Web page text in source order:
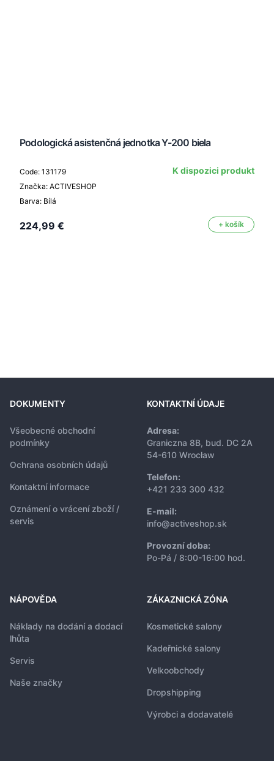
Podologická asistenčná jednotka Y-200 biela
Code: 131179
Značka: ACTIVESHOP
Barva: Bílá
K dispozici produkt
224,99 € + košík
DOKUMENTY
Všeobecné obchodní
podmínky
Ochrana osobních údajů
Kontaktní informace
Oznámení o vrácení zboží /
servis
KONTAKTNÍ ÚDAJE
Adresa:
Graniczna 8B, bud. DC 2A
54-610 Wrocław
Telefon:
+421 233 300 432
E-mail:
info@activeshop.sk
Provozní doba:
Po-Pá / 8:00-16:00 hod.
NÁPOVĚDA
Náklady na dodání a dodací
lhůta
Servis
Naše značky
ZÁKAZNICKÁ ZÓNA
Kosmetické salony
Kadeřnické salony
Velkoobchody
Dropshipping
Výrobci a dodavatelé